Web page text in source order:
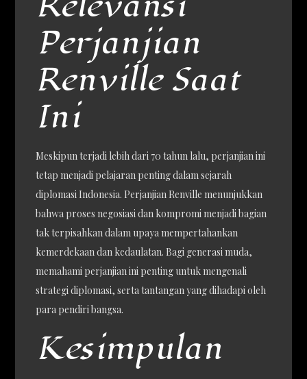
Perjanjian
Renville Saat
Ini
Meskipun terjadi lebih dari 70 tahun lalu, perjanjian ini
tetap menjadi pelajaran penting dalam sejarah
diplomasi Indonesia. Perjanjian Renville menunjukkan
bahwa proses negosiasi dan kompromi menjadi bagian
tak terpisahkan dalam upaya mempertahankan
kemerdekaan dan kedaulatan. Bagi generasi muda,
memahami perjanjian ini penting untuk mengenali
strategi diplomasi, serta tantangan yang dihadapi oleh
para pendiri bangsa.
Kesimpulan